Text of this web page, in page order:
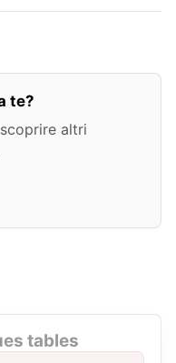
te?
altri
tables